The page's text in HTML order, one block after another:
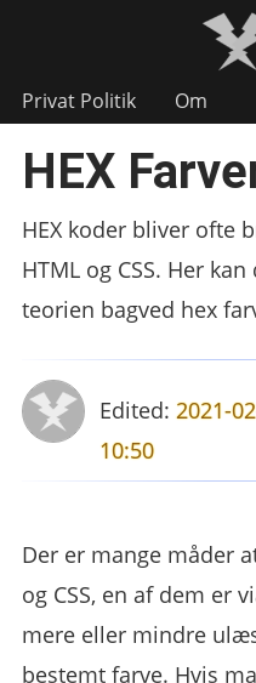
Privat Politik Om
HEX
HEX koder bliver ofte
HTML og CSS. Her
teorien bagved hex
Edited:2021-
10:50
Der er mange måder
og CSS, en af dem er
mere eller mindre
bestemt farve. Hvis